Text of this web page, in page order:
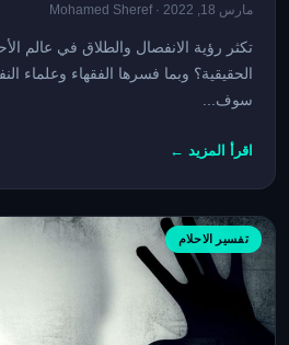
مارس 18, 2022 · Mohamed Sheref
تكثر رؤية الانفصال والطلاق في عالم
الحقيقية؟ وبما فسرها الفقهاء وعلماء
سوف...
اقرأ المزيد ←
تفسير الاحلام